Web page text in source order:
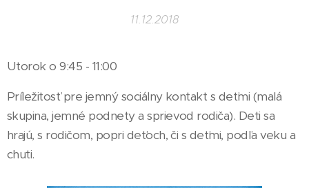
11.12.2018
Utorok o 9:45 - 11:00
Príležitosť pre jemný sociálny kontakt s deťmi (malá
skupina, jemné podnety a sprievod rodiča). Deti sa
hrajú, s rodičom, popri deťoch, či s deťmi, podľa veku a
chuti.